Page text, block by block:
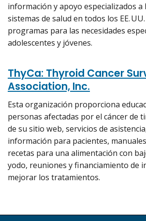
información y apoyo especializados a
sistemas de salud en todos los EE.
programas para las necesidades
adolescentes y jóvenes.
ThyCa: Thyroid Cancer
Association, Inc.
Esta organización proporciona
personas afectadas por el cáncer de
de su sitio web, servicios de
información para pacientes,
recetas para una alimentación con
yodo, reuniones y financiamiento de
mejorar los tratamientos.